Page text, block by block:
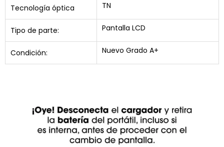
Tecnología óptica TN
Tipo de parte: Pantalla LCD
Condición: Nuevo Grado A+